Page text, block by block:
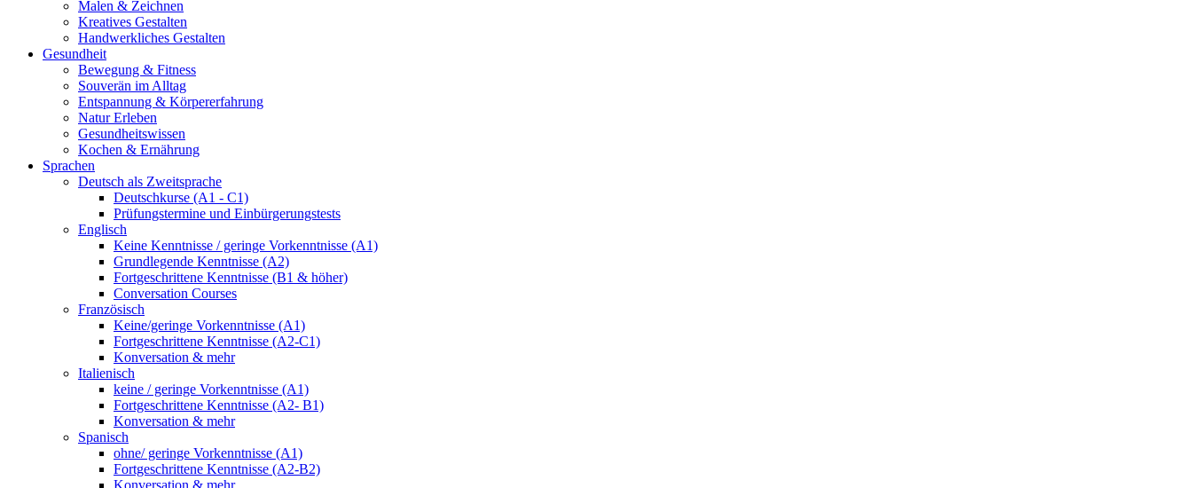
Malen & Zeichnen
Kreatives Gestalten
Handwerkliches Gestalten
Gesundheit
Bewegung & Fitness
Souverän im Alltag
Entspannung & Körpererfahrung
Natur Erleben
Gesundheitswissen
Kochen & Ernährung
Sprachen
Deutsch als Zweitsprache
Deutschkurse (A1 - C1)
Prüfungstermine und Einbürgerungstests
Englisch
Keine Kenntnisse / geringe Vorkenntnisse (A1)
Grundlegende Kenntnisse (A2)
Fortgeschrittene Kenntnisse (B1 & höher)
Conversation Courses
Französisch
Keine/geringe Vorkenntnisse (A1)
Fortgeschrittene Kenntnisse (A2-C1)
Konversation & mehr
Italienisch
keine / geringe Vorkenntnisse (A1)
Fortgeschrittene Kenntnisse (A2- B1)
Konversation & mehr
Spanisch
ohne/ geringe Vorkenntnisse (A1)
Fortgeschrittene Kenntnisse (A2-B2)
Konversation & mehr